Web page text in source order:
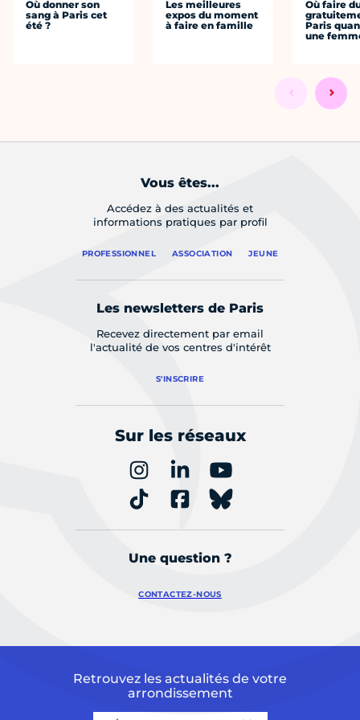
Où donner son
sang à Paris cet
été ?
Les meilleures
expos du moment
à faire en famille
Où faire
Paris
une
Vous êtes...
Accédez à des actualités et
informations pratiques par profil
PROFESSIONNEL ASSOCIATION JEUNE
Les newsletters de Paris
Recevez directement par email
l'actualité de vos centres d'intérêt
S'INSCRIRE
Sur les réseaux
Une question ?
CONTACTEZ-NOUS
Retrouvez les actualités de votre
arrondissement